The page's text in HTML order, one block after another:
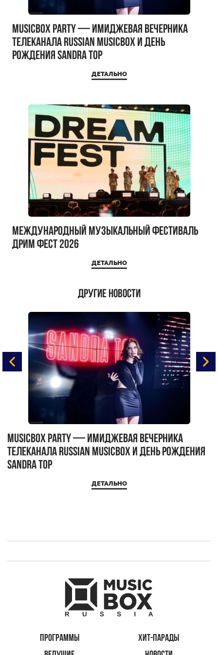
MUSICBOX PARTY — имиджевая вечерника
телеканала RUSSIAN MUSICBOX и день
рождения Sandra Top
ДЕТАЛЬНО
Международный музыкальный фестиваль
ДРИМ ФЕСТ 2026
ДЕТАЛЬНО
Другие новости
MUSICBOX PARTY — имиджевая вечерника
телеканала RUSSIAN MUSICBOX и день рождения
Sandra Top
ДЕТАЛЬНО
ПРОГРАММЫ
ХИТ-ПАРАДЫ